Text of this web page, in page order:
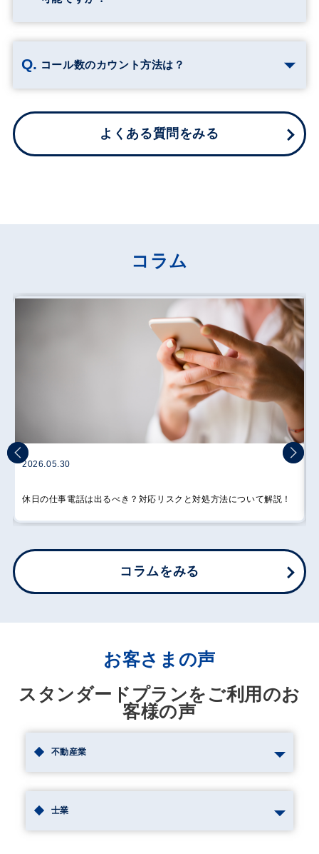
コール数のカウント方法は？
よくある質問をみる
コラム
2026.05.30
電話番の出社は必要？代行サービスの導入で社員の負担を軽減！
コラムをみる
お客さまの声
スタンダードプランをご利用のお
客様の声
不動産業
士業